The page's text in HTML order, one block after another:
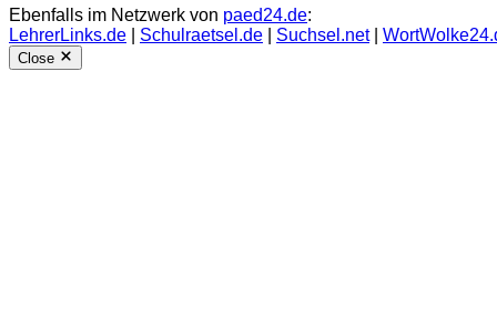
Ebenfalls im Netzwerk von paed24.de:
LehrerLinks.de
Schulraetsel.de Suchsel.net|
Close